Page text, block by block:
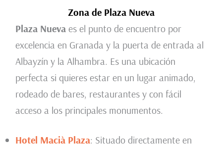
Zona de Plaza Nueva
Plaza Nuevaes el punto de encuentro por
excelencia en Granada y la puerta de entrada al
Albayzín y la Alhambra. Es una ubicación
perfecta si quieres estar en un lugar animado,
rodeado de bares, restaurantes y con fácil
acceso a los principales monumentos.
Hotel Macià Plaza: Situado directamente en